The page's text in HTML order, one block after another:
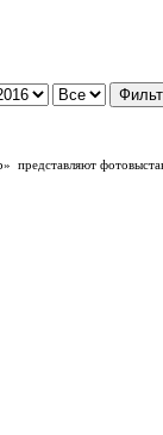
представляют